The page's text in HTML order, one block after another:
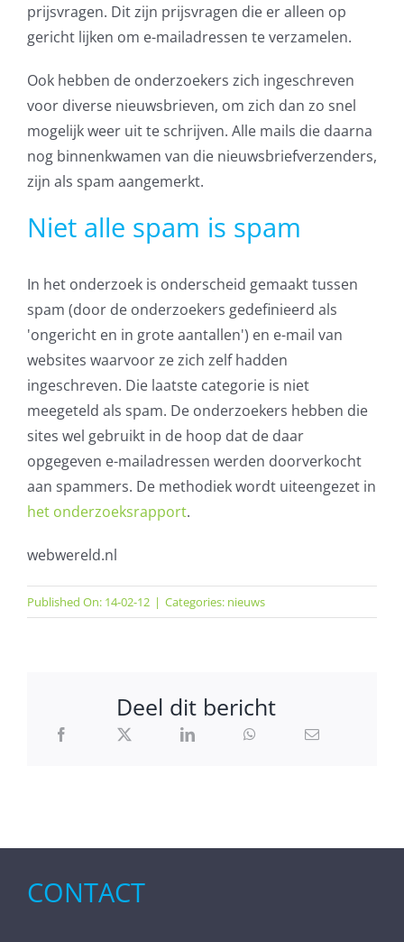
prijsvragen. Dit zijn prijsvragen die er alleen op
gericht lijken om e-mailadressen te verzamelen.
Ook hebben de onderzoekers zich ingeschreven
voor diverse nieuwsbrieven, om zich dan zo snel
mogelijk weer uit te schrijven. Alle mails die daarna
nog binnenkwamen van die nieuwsbriefverzenders,
zijn als spam aangemerkt.
Niet alle spam is spam
In het onderzoek is onderscheid gemaakt tussen
spam (door de onderzoekers gedefinieerd als
'ongericht en in grote aantallen') en e-mail van
websites waarvoor ze zich zelf hadden
ingeschreven. Die laatste categorie is niet
meegeteld als spam. De onderzoekers hebben die
sites wel gebruikt in de hoop dat de daar
opgegeven e-mailadressen werden doorverkocht
aan spammers. De methodiek wordt uiteengezet in
het onderzoeksrapport.
webwereld.nl
Published On: 14-02-12 | Categories: nieuws
Deel dit bericht
CONTACT